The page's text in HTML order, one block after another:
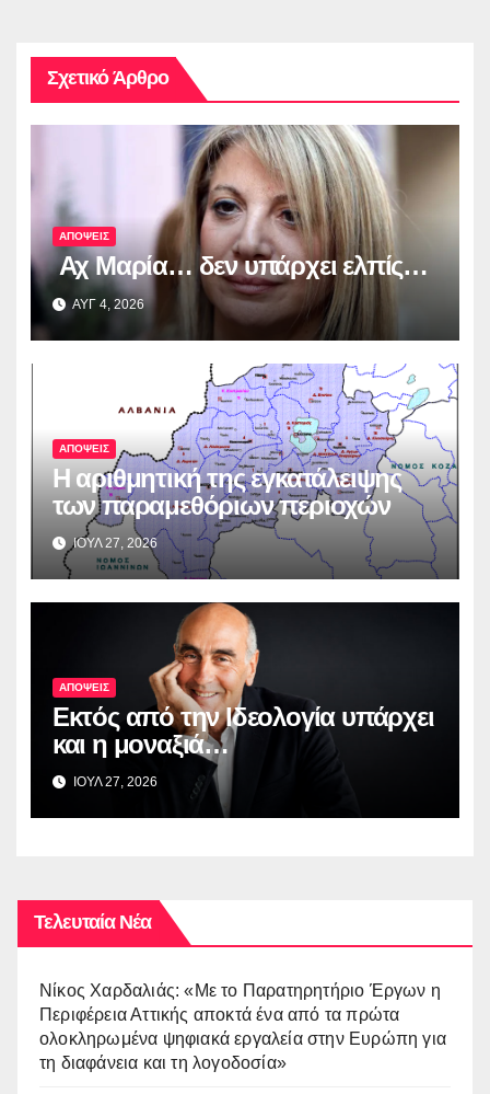
Σχετικό Άρθρο
ΑΠΟΨΕΙΣ
Αχ Μαρία… δεν υπάρχει ελπίς…
ΑΥΓ 4, 2026
ΑΠΟΨΕΙΣ
Η αριθμητική της εγκατάλειψης
των παραμεθόριων περιοχών
ΙΟΥΛ 27, 2026
ΑΠΟΨΕΙΣ
Εκτός από την Ιδεολογία υπάρχει
και η μοναξιά…
ΙΟΥΛ 27, 2026
Τελευταία Νέα
Νίκος Χαρδαλιάς: «Με το Παρατηρητήριο Έργων η
Περιφέρεια Αττικής αποκτά ένα από τα πρώτα
ολοκληρωμένα ψηφιακά εργαλεία στην Ευρώπη για
τη διαφάνεια και τη λογοδοσία»